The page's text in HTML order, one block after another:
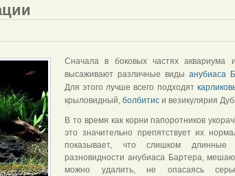
Сначала в боковых частях аквариума
высаживают различные виды анубиаса
Для этого лучше всего подходят
крыловидный, болбитис и везикулярия
В то время как корни папоротников
это значительно препятствует их
показывает, что слишком длинные
разновидности анубиаса Бартера,
можно удалить, не опасаясь